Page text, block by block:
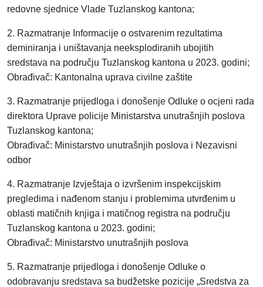
redovne sjednice Vlade Tuzlanskog kantona;
2. Razmatranje Informacije o ostvarenim rezultatima
deminiranja i uništavanja neeksplodiranih ubojitih
sredstava na području Tuzlanskog kantona u 2023. godini;
Obrađivač: Kantonalna uprava civilne zaštite
3. Razmatranje prijedloga i donošenje Odluke o ocjeni rada
direktora Uprave policije Ministarstva unutrašnjih poslova
Tuzlanskog kantona;
Obrađivač: Ministarstvo unutrašnjih poslova i Nezavisni
odbor
4. Razmatranje Izvještaja o izvršenim inspekcijskim
pregledima i nađenom stanju i problemima utvrđenim u
oblasti matičnih knjiga i matičnog registra na području
Tuzlanskog kantona u 2023. godini;
Obrađivač: Ministarstvo unutrašnjih poslova
5. Razmatranje prijedloga i donošenje Odluke o
odobravanju sredstava sa budžetske pozicije „Sredstva za